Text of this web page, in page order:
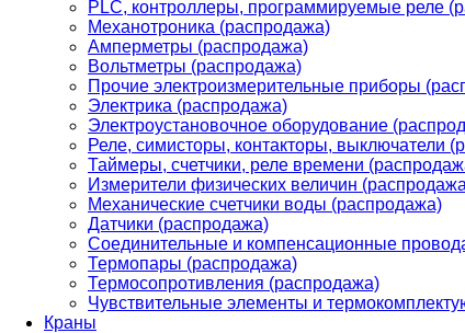
PLС, контроллеры, программируемые реле
Механотроника (распродажа)
Амперметры (распродажа)
Вольтметры (распродажа)
Прочие электроизмерительные приборы
Электрика (распродажа)
Электроустановочное оборудование
Реле, симисторы, контакторы, выключатели
Таймеры, счетчики, реле времени
Измерители физических величин
Механические счетчики воды (распродажа)
Датчики (распродажа)
Соединительные и компенсационные
Термопары (распродажа)
Термосопротивления (распродажа)
Чувствительные элементы и
Краны